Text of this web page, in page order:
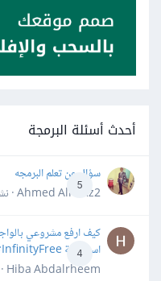
أحدث أسئلة البرمجة
5
سؤال عن تعلم البرمجه
Ahmed Alhafiz2 · نشر
4
كيف ارفع مشروعي
استضافة InfinityFree؟
Hiba Abdalrheem · نشر